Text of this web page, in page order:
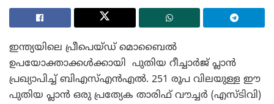
ഇന്ത്യയിലെ പ്രീപെയ്‌ഡ് മൊബൈൽ
ഉപയോക്താക്കൾക്കായി പുതിയ റീച്ചാർജ് പ്ലാൻ
പ്രഖ്യാപിച്ച് ബി‌എസ്‌എൻ‌എൽ. 251 രൂപ വിലയുള്ള ഈ
പുതിയ പ്ലാൻ ഒരു പ്രത്യേക താരിഫ് വൗച്ചർ (എസ്‍ടിവി)